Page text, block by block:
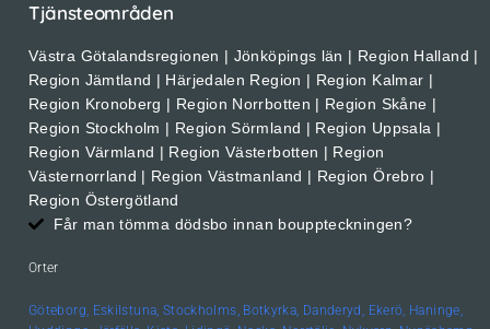
Tjänsteområden
Västra Götalandsregionen | Jönköpings län | Region Halland |
Region Jämtland | Härjedalen Region | Region Kalmar |
Region Kronoberg | Region Norrbotten | Region Skåne |
Region Stockholm | Region Sörmland | Region Uppsala |
Region Värmland | Region Västerbotten | Region
Västernorrland | Region Västmanland | Region Örebro |
Region Östergötland
Får man tömma dödsbo innan bouppteckningen?
Orter
Göteborg, Eskilstuna, Stockholms, Botkyrka, Danderyd, Ekerö, Haninge,